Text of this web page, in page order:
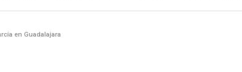
en Guadalajara